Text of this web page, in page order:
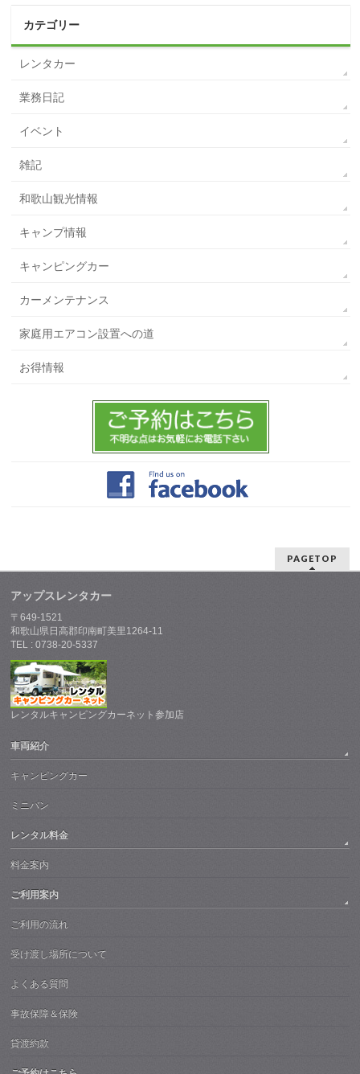
カテゴリー
レンタカー
業務日記
イベント
雑記
和歌山観光情報
キャンプ情報
キャンピングカー
カーメンテナンス
家庭用エアコン設置への道
お得情報
PAGETOP
アップスレンタカー
〒649-1521
和歌山県日高郡印南町美里1264-11
TEL : 0738-20-5337
レンタルキャンピングカーネット参加店
車両紹介
キャンピングカー
ミニバン
レンタル料金
料金案内
ご利用案内
ご利用の流れ
受け渡し場所について
よくある質問
事故保障＆保険
貸渡約款